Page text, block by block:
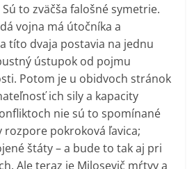
to zväčša falošné symetrie.
vojna má útočníka a
títo dvaja postavia na jednu
ústupok od pojmu
Potom je u obidvoch stránok
ich sily a kapacity
nie sú to spomínané
rozpore pokroková ľavica;
štáty – a bude to tak aj pri
Ale teraz je Milosevič mŕtvy a